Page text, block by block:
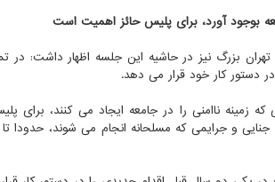
بوجود آورد، برای پلیس حائز اهمیت است
تهران بزرگ نیز در حاشیه این جلسه اظهار
در دستور کار خود قرار می دهد.
زمینه ناامنی را در جامعه ایجاد می کنند،